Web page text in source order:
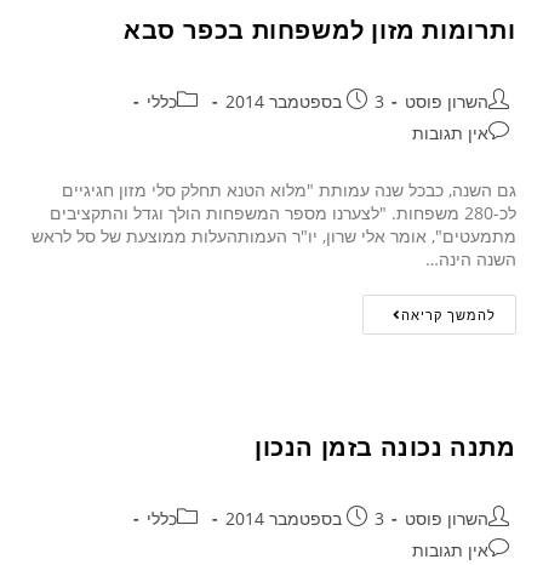
ותרומות מזון למשפחות בכפר סבא
השרון פוסט 3 בספטמבר 2014
כללי
אין תגובות
גם השנה, כבכל שנה עמותת "מלוא הטנא תחלק סלי מזון חגיגיים
לכ-280 משפחות. "לצערנו מספר המשפחות הולך וגדל והתקציבים
מתמעטים", אומר אלי שרון, יו"ר העמותהעלות ממוצעת של סל לראש
השנה הינה…
להמשך קריאה
מתנה נכונה בזמן הנכון
השרון פוסט 3 בספטמבר 2014
כללי
אין תגובות